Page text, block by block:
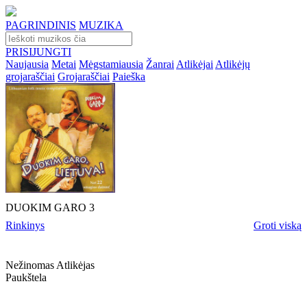
PAGRINDINIS MUZIKA
PRISIJUNGTI
Naujausia Metai Mėgstamiausia Žanrai Atlikėjai Atlikėjų
grojaraščiai Grojaraščiai Paieška
DUOKIM GARO 3
Rinkinys
Groti viską
Nežinomas Atlikėjas
Paukštela